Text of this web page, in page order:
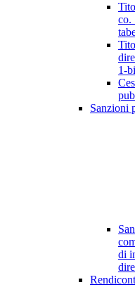
co.
1-
Sanzioni
di